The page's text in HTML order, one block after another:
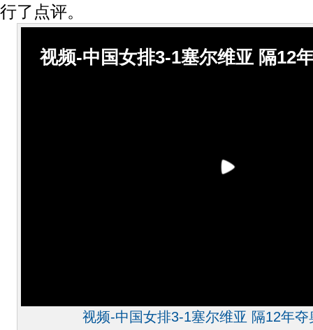
行了点评。
视频-中国女排3-1塞尔维亚 隔12
视频-中国女排3-1塞尔维亚 隔12年夺